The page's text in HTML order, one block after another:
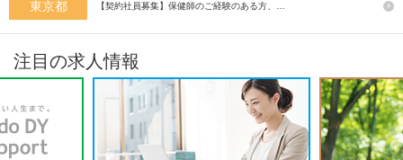
東京都 【契約社員募集】保健師のご経験のある方、…
注目の求人情報